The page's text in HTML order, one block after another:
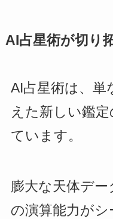
AI占星術が切り
AI占星術は、単
えた新しい鑑
ています。
膨大な天体デ
の演算能力が